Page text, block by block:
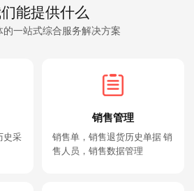
能提供什么
的一站式综合服务解决方案
史采
销售管理
销售单，销售退货历史单据 销
售人员，销售数据管理